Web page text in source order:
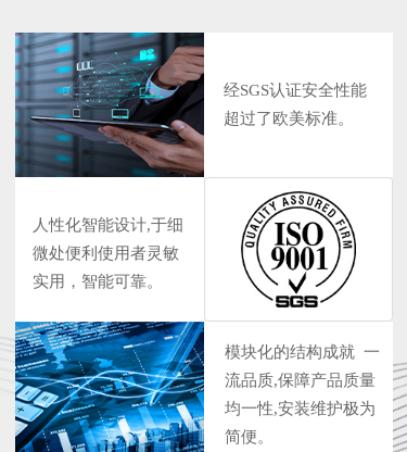
经SGS认证安全性能
超过了欧美标准。
人性化智能设计,于细
微处便利使用者灵敏
实用，智能可靠。
模块化的结构成就  一
流品质,保障产品质量
均一性,安装维护极为
简便。